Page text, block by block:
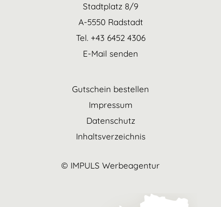
Stadtplatz 8/9
A-5550 Radstadt
Tel. +43 6452 4306
E-Mail senden
Gutschein bestellen
Impressum
Datenschutz
Inhaltsverzeichnis
© IMPULS Werbeagentur